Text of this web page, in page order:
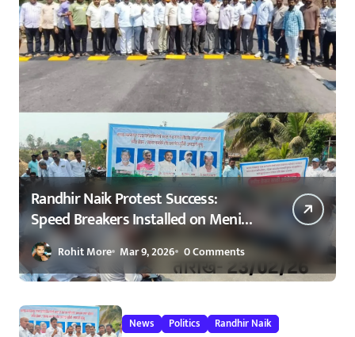
Randhir Naik Protest Success:
Speed Breakers Installed on Meni
Phata–Kokrud Road After NCP
Agitation – रणधीर नाईक यांच्या
आंदोलनाला यश : मेणी फाटा–कोकरुड
मार्गावर गतिरोधक बसविण्यास सुरुवात
23/02/2026
Rohit More Mar 9, 2026 0 Comments
News Politics Randhir Naik